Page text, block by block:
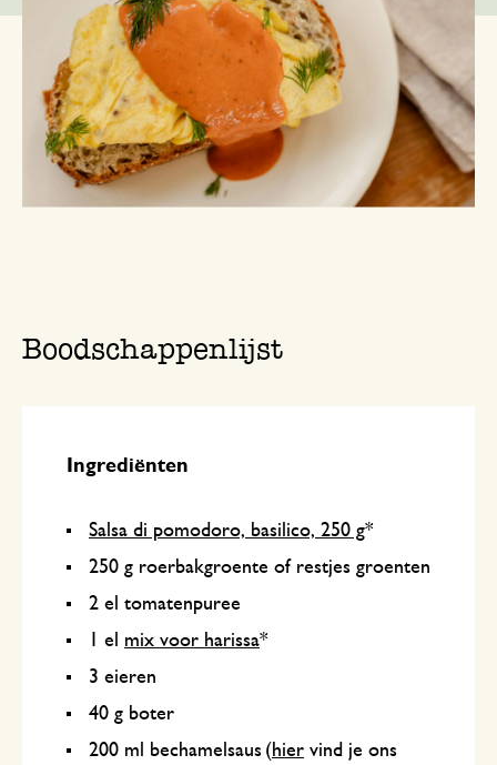
Boodschappenlijst
Ingrediënten
Salsa di pomodoro, basilico, 250 g*
250 g roerbakgroente of restjes groenten
2 el tomatenpuree
1 el mix voor harissa*
3 eieren
40 g boter
200 ml bechamelsaus (hier vind je ons